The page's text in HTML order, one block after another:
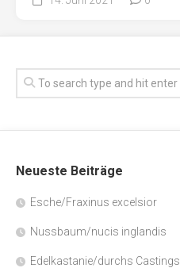
Neueste Beiträge
Esche/Fraxinus excelsior
Nussbaum/nucis inglandis
Edelkastanie/durchs Castings